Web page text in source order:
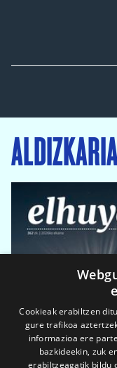
Cookieak erabiltzen
gure trafikoa
informazioa ere
bazkideekin, zuk
erabiltzeagatik bildu